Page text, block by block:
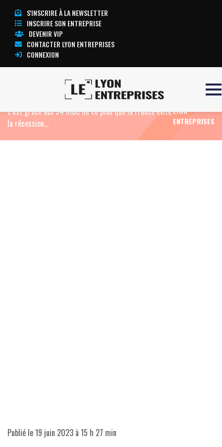
S'INSCRIRE À LA NEWSLETTER
INSCRIRE SON ENTREPRISE
DEVENIR VIP
CONTACTER LYON ENTREPRISES
CONNEXION
Actualité: Edito
Patron de France 2030, le
Lyonnais Bruno Bonnell, fier de son bilan, explique que
c’est grâce aux 54 md€ de ce plan que la France évite
la récession…
LYON
ENTREPRISES
Publié le19 juin 2023 à 15 h 27 min